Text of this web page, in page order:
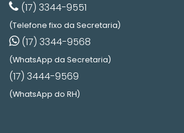
(17) 3344-9551
(Telefone fixo da Secretaria)
(17) 3344-9568
(WhatsApp da Secretaria)
(17) 3444-9569
(WhatsApp do RH)